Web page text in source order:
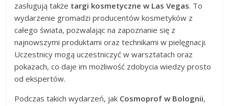
zasługują także targi kosmetyczne w Las Vegas. To
wydarzenie gromadzi producentów kosmetyków z
całego świata, pozwalając na zapoznanie się z
najnowszymi produktami oraz technikami w pielęgnacji.
Uczestnicy mogą uczestniczyć w warsztatach oraz
pokazach, co daje im możliwość zdobycia wiedzy prosto
od ekspertów.
Podczas takich wydarzeń, jak Cosmoprof w Bolognii,